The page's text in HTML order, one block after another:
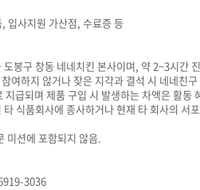
입사지원 가산점, 수료증 등
봉구 창동 네네치킨 본사이며, 약 2~3시간
여하지 않거나 잦은 지각과 결석 시 네네친
급되며 제품 구입 시 발생하는 차액은 활동
식품회사에 종사하거나 현재 타 회사의 서
미션에 포함되지 않음.
3036